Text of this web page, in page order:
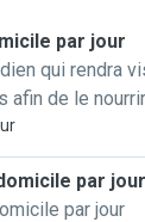
par jour
qui rendra
afin de le
par jour
par jour